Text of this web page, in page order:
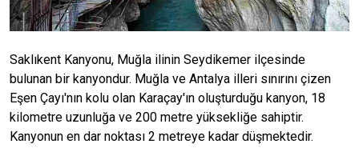
Saklıkent Kanyonu, Muğla ilinin Seydikemer ilçesinde
bulunan bir kanyondur. Muğla ve Antalya illeri sınırını çizen
Eşen Çayı'nın kolu olan Karaçay'ın oluşturduğu kanyon, 18
kilometre uzunluğa ve 200 metre yüksekliğe sahiptir.
Kanyonun en dar noktası 2 metreye kadar düşmektedir.